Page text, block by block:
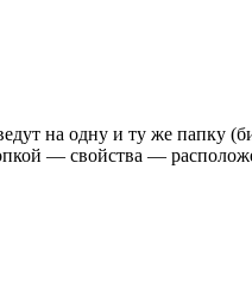
на одну и ту же папку
— свойства —